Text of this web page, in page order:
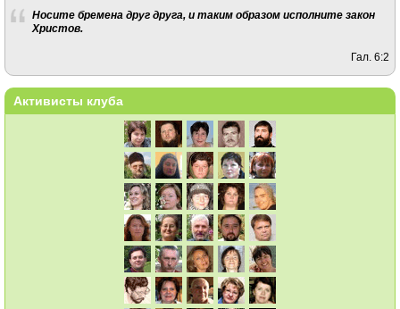
Носите бремена друг друга, и таким образом исполните закон
Христов.
Гал. 6:2
Активисты клуба